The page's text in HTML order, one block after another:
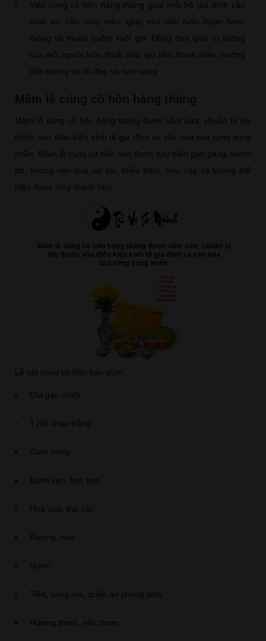
Việc cúng cô hồn hàng tháng giúp mỗi hộ gia đình cầu
bình an, cầu may mắn, giúp mọi việc luôn được hanh
thông và thuận buồm xuôi gió. Đồng thời giúp tư tưởng
của mỗi người luôn thoải mái, giữ tâm thanh thản, hướng
đến tương lai tốt đẹp và tươi sáng.
Mâm lễ cúng cô hồn hàng tháng
Mâm lễ cúng cô hồn hàng tháng được sắm sửa, chuẩn bị tùy
thuộc vào điều kiện kinh tế gia đình và văn hóa của từng vùng
miền. Mâm lễ cúng cô hồn nên được bày biện gọn gàng, tươm
tất, không nên quá sơ sài, thiếu thốn, như vậy sẽ không thể
hiện được lòng thành tâm.
Lễ vật cúng cô hồn bao gồm:
Đĩa gạo muối
1 nồi cháo trắng
Cơm nóng
Bánh kẹo, bim bim
Hoa quả, trái cây
Đường, mía
Nước
Tiền, vàng mã, quần áo chúng sinh
Hương thơm, nến thơm